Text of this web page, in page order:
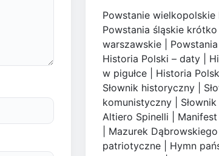
Powstanie
Powstania śląskie krótko
warszawskie
Historia Polski – daty
w pigułce
Historia
Słownik historyczny
komunistyczny
Altiero Spinelli
Mazurek Dąbrowskiego
patriotyczne
Hymn